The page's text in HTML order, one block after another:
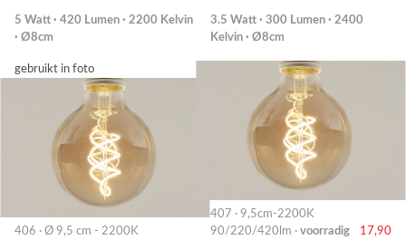
5 Watt · 420 Lumen · 2200 Kelvin
· Ø8cm
3.5 Watt · 300 Lumen · 2400
Kelvin · Ø8cm
gebruikt in foto
406 · Ø 9,5 cm - 2200K
407 · 9,5cm-2200K
90/220/420lm · voorradig
17,90